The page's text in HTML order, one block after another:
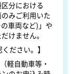
分における
みご利用いた
車両など)」や
けません。
ださい。】
軽自動車等・